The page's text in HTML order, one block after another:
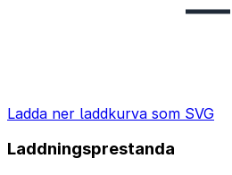
Ladda ner laddkurva som SVG
Laddningsprestanda